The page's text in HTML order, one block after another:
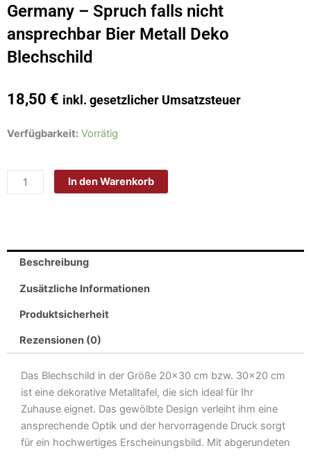
Germany – Spruch falls nicht
ansprechbar Bier Metall Deko
Blechschild
18,50 € inkl. gesetzlicher Umsatzsteuer
Verfügbarkeit: Vorrätig
Schild
-
Spruch
falls
ansprechbar
Bier
Metall
Blechschild
Menge
In den Warenkorb
Beschreibung
Zusätzliche Informationen
Produktsicherheit
Rezensionen (0)
Das Blechschild in der Größe 20×30 cm bzw. 30×20 cm
ist eine dekorative Metalltafel, die sich ideal für Ihr
Zuhause eignet. Das gewölbte Design verleiht ihm eine
ansprechende Optik und der hervorragende Druck sorgt
für ein hochwertiges Erscheinungsbild. Mit abgerundeten